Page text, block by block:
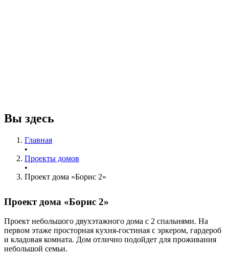
Вы здесь
Главная
•
Проекты домов
•
Проект дома «Борис 2»
Проект дома «Борис 2»
Проект небольшого двухэтажного дома с 2 спальнями. На
первом этаже просторная кухня-гостиная с эркером, гардероб
и кладовая комната. Дом отлично подойдет для проживания
небольшой семьи.